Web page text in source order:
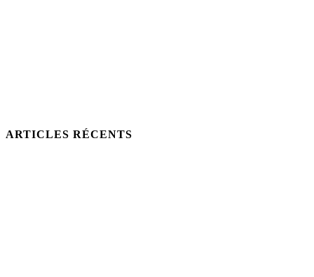
ARTICLES RÉCENTS